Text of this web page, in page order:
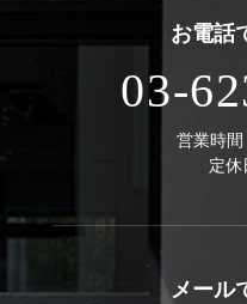
お電話
03-
営業時
定
メール